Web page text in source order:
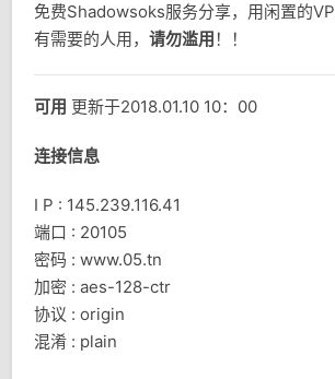
免费Shadowsoks服务分享，用闲置的
有需要的人用， 请勿滥用 ！！
可用 更新于2018.01.10 10：00
连接信息
I P : 145.239.116.41
端口 : 20105
密码 : www.05.tn
加密 : aes-128-ctr
协议 : origin
混淆 : plain